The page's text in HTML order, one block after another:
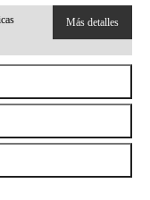
Más detalles